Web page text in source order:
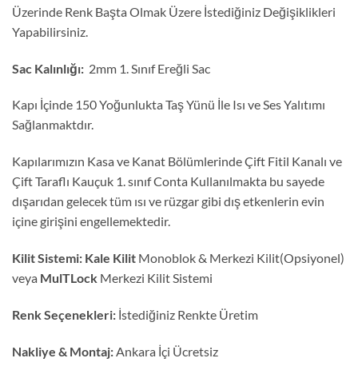
Üzerinde Renk Başta Olmak Üzere İstediğiniz Değişiklikleri
Yapabilirsiniz.
Sac Kalınlığı: 2mm 1. Sınıf Ereğli Sac
Kapı İçinde 150 Yoğunlukta Taş Yünü İle Isı ve Ses Yalıtımı
Sağlanmaktdır.
Kapılarımızın Kasa ve Kanat Bölümlerinde Çift Fitil Kanalı ve
Çift Taraflı Kauçuk 1. sınıf Conta Kullanılmakta bu sayede
dışarıdan gelecek tüm ısı ve rüzgar gibi dış etkenlerin evin
içine girişini engellemektedir.
Kilit Sistemi: Kale Kilit Monoblok & Merkezi Kilit(Opsiyonel)
veya MulTLock Merkezi Kilit Sistemi
Renk Seçenekleri: İstediğiniz Renkte Üretim
Nakliye & Montaj: Ankara İçi Ücretsiz